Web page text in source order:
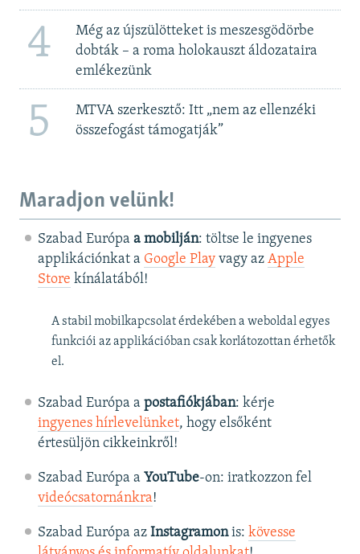
4
Még az újszülötteket is meszesgödörbe
dobták – a roma holokauszt áldozataira
emlékezünk
5
MTVA szerkesztő: Itt „nem az ellenzéki
összefogást támogatják”
Maradjon velünk!
Szabad Európa a mobilján: töltse le ingyenes
applikációnkat a Google Playvagy az Apple
Store kínálatából!
A stabil mobilkapcsolat érdekében a weboldal egyes
funkciói az applikációban csak korlátozottan érhetők
el.
Szabad Európa a postafiókjában: kérje
ingyenes hírlevelünket, hogy elsőként
értesüljön cikkeinkről!
Szabad Európa a YouTube-on: iratkozzon fel
videócsatornánkra!
Szabad Európa az Instagramonis: kövesse